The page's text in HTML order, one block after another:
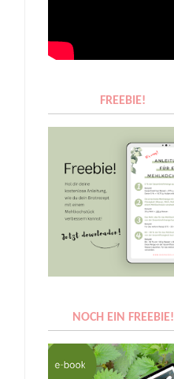
FREEBIE!
NOCH EIN FREEBIE!